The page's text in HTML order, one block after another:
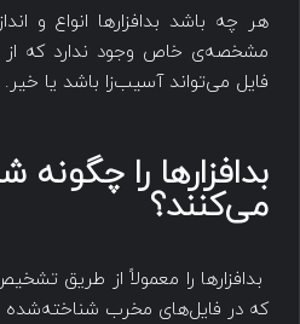
هر چه باشد بدافزارها انواع و
مشخصه‌ی خاص وجود ندارد که
فایل می‌تواند آسیب‌زا باشد یا خیر.
بدافزارها را چگونه
می‌کنند؟
بدافزارها را معمولاً از طریق
که در فایل‌های مخرب شناخته‌شده